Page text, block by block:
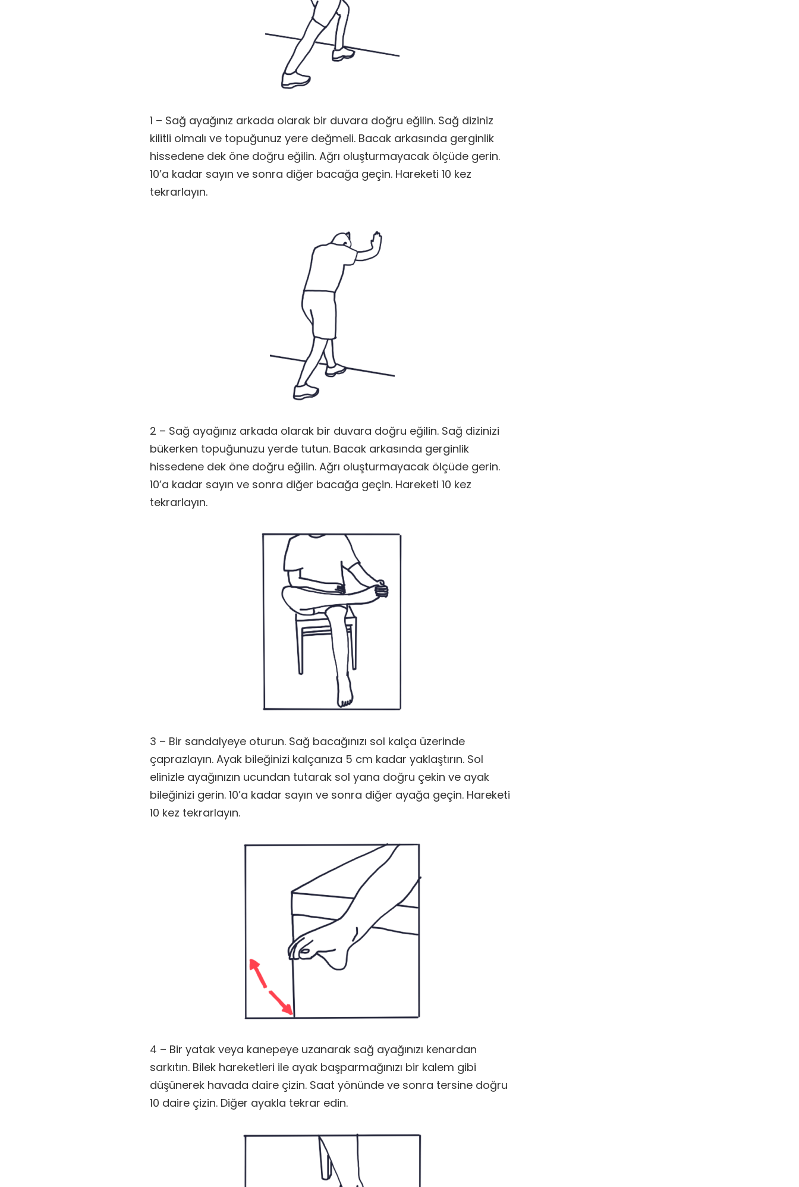
1 – Sağ ayağınız arkada olarak bir duvara doğru eğilin. Sağ diziniz
kilitli olmalı ve topuğunuz yere değmeli. Bacak arkasında gerginlik
hissedene dek öne doğru eğilin. Ağrı oluşturmayacak ölçüde gerin.
10’a kadar sayın ve sonra diğer bacağa geçin. Hareketi 10 kez
tekrarlayın.
2 – Sağ ayağınız arkada olarak bir duvara doğru eğilin. Sağ dizinizi
bükerken topuğunuzu yerde tutun. Bacak arkasında gerginlik
hissedene dek öne doğru eğilin. Ağrı oluşturmayacak ölçüde gerin.
10’a kadar sayın ve sonra diğer bacağa geçin. Hareketi 10 kez
tekrarlayın.
3 – Bir sandalyeye oturun. Sağ bacağınızı sol kalça üzerinde
çaprazlayın. Ayak bileğinizi kalçanıza 5 cm kadar yaklaştırın. Sol
elinizle ayağınızın ucundan tutarak sol yana doğru çekin ve ayak
bileğinizi gerin. 10’a kadar sayın ve sonra diğer ayağa geçin. Hareketi
10 kez tekrarlayın.
4 – Bir yatak veya kanepeye uzanarak sağ ayağınızı kenardan
sarkıtın. Bilek hareketleri ile ayak başparmağınızı bir kalem gibi
düşünerek havada daire çizin. Saat yönünde ve sonra tersine doğru
10 daire çizin. Diğer ayakla tekrar edin.